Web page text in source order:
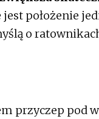
położenie
o
przyczep pod